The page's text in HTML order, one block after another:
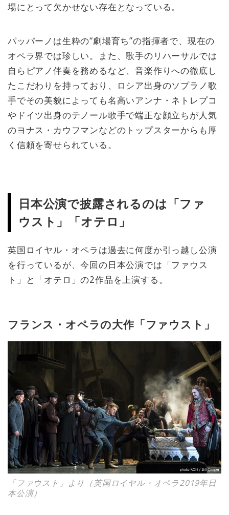
場にとって欠かせない存在となっている。
パッパーノは生粋の“劇場育ち”の指揮者で、現在の
オペラ界では珍しい。また、歌手のリハーサルでは
自らピアノ伴奏を務めるなど、音楽作りへの徹底し
たこだわりを持っており、ロシア出身のソプラノ歌
手でその美貌によっても名高いアンナ・ネトレプコ
やドイツ出身のテノール歌手で端正な顔立ちが人気
のヨナス・カウフマンなどのトップスターからも厚
く信頼を寄せられている。
日本公演で披露されるのは「ファ
ウスト」「オテロ」
英国ロイヤル・オペラは過去に何度か引っ越し公演
を行っているが、今回の日本公演では「ファウス
ト」と「オテロ」の2作品を上演する。
フランス・オペラの大作「ファウスト」
「ファウスト」より（英国ロイヤル・オペラ2019年日
本公演）